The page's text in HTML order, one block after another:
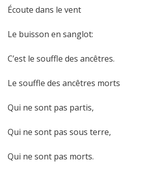
Écoute dans le vent
Le buisson en sanglot:
C’est le souffle des ancêtres.
Le souffle des ancêtres morts
Qui ne sont pas partis,
Qui ne sont pas sous terre,
Qui ne sont pas morts.